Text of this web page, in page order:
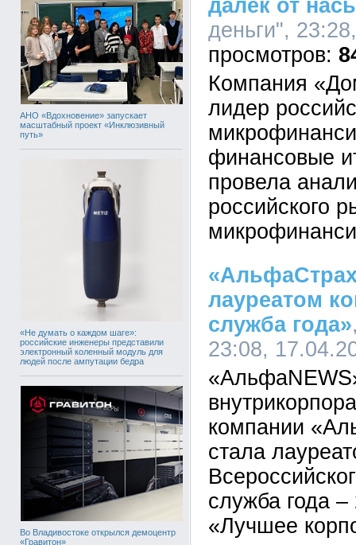
АНО «Вдохновение» запускает
масштабный проект «Инклюзивный
путь»
«Не думать о каждом шаге»:
российские инженеры представили
электронный коленный модуль для
людей после ампутации бедра
Во Владивостоке открылся демоцентр
«Гравитон»
далек от
деньги",
Компания
лидер
финансовые
провела
российского
лауреатом
служба года»
23:08,
компании
стала
служба года
«Лучшее